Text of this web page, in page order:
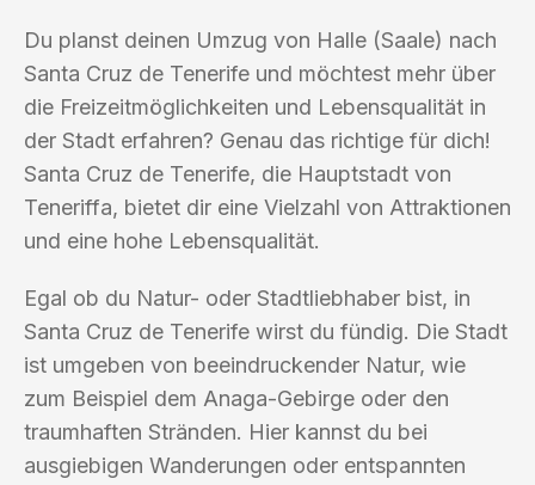
Du planst deinen Umzug von Halle (Saale) nach
Santa Cruz de Tenerife und möchtest mehr über
die Freizeitmöglichkeiten und Lebensqualität in
der Stadt erfahren? Genau das richtige für dich!
Santa Cruz de Tenerife, die Hauptstadt von
Teneriffa, bietet dir eine Vielzahl von Attraktionen
und eine hohe Lebensqualität.
Egal ob du Natur- oder Stadtliebhaber bist, in
Santa Cruz de Tenerife wirst du fündig. Die Stadt
ist umgeben von beeindruckender Natur, wie
zum Beispiel dem Anaga-Gebirge oder den
traumhaften Stränden. Hier kannst du bei
ausgiebigen Wanderungen oder entspannten